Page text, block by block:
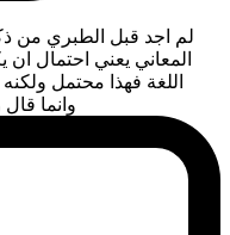
لم اجد قبل الطبري من
المعاني يعني احتمال
اللغة فهذا محتمل
وانما